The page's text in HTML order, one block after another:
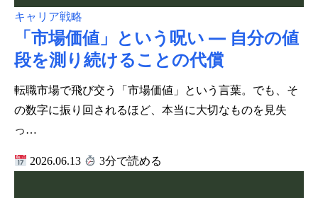
キャリア戦略
「市場価値」という呪い ― 自分の値
段を測り続けることの代償
転職市場で飛び交う「市場価値」という言葉。でも、そ
の数字に振り回されるほど、本当に大切なものを見失
っ…
2026.06.13 3分で読める